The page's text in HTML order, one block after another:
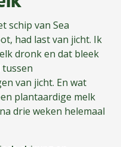
schip van Sea
had last van jicht. Ik
dronk en dat bleek
van jicht. En wat
plantaardige melk
drie weken helemaal